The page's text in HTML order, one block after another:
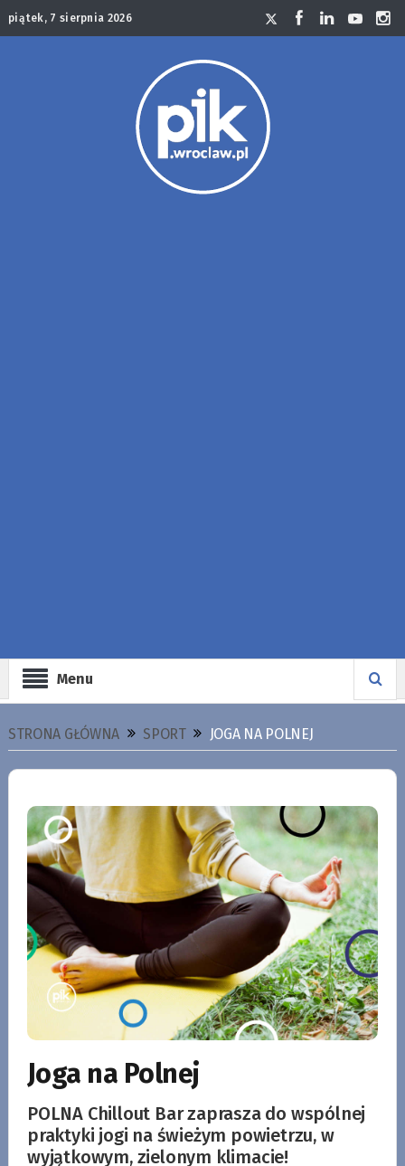
piątek, 7 sierpnia 2026
Menu
STRONA GŁÓWNA SPORT JOGA NA POLNEJ
Joga na Polnej
POLNA Chillout Bar zaprasza do wspólnej
praktyki jogi na świeżym powietrzu, w
wyjątkowym, zielonym klimacie!